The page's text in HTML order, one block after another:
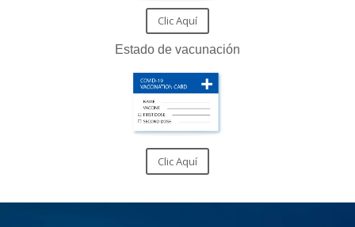
Clic Aquí
Estado de vacunación
Clic Aquí